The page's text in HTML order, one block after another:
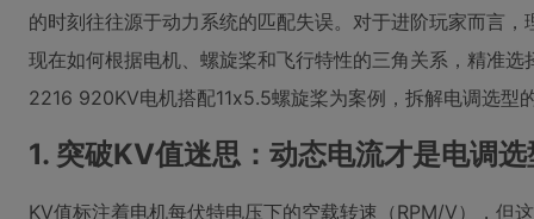
的时刻往往源于动力系统的匹配失误。对于进阶玩家而言
现在如何根据电机、螺旋桨和飞行特性的三角关系，精准
2216 920KV电机搭配11x5.5螺旋桨为案例，拆解电调选型
1. 突破KV值迷思：动态电流才是电调
KV值标注着电机每伏特电压下的空载转速（RPM/V），但